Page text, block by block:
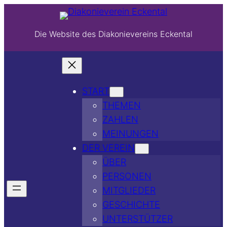
Die Website des Diakonievereins Eckental
START
THEMEN
ZAHLEN
MEINUNGEN
DER VEREIN
ÜBER
PERSONEN
MITGLIEDER
GESCHICHTE
UNTERSTÜTZER